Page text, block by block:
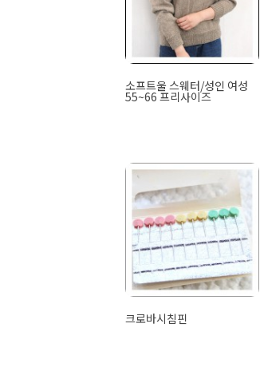
소프트울 스웨터/성인 여성
55~66 프리사이즈
크로바시침핀